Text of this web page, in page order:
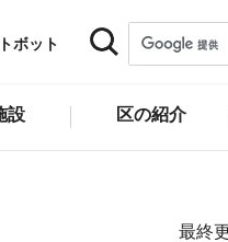
ボット
設 区の紹介
最終